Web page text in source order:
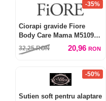
-35%
Ciorapi gravide Fiore
Body Care Mama M5109
40 den
32,25RON 20,96 RON
-50%
Sutien soft pentru alaptare